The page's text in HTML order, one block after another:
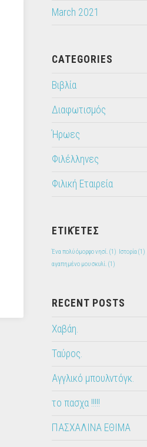
March 2021
CATEGORIES
Βιβλία
Διαφωτισμός
Ήρωες
Φιλέλληνες
Φιλική Εταιρεία
ΕΤΙΚΈΤΕΣ
Ένα πολύ όμορφο νησί. (1) Ιστορία(1)
αγαπημένο μου σκυλί. (1)
RECENT POSTS
Χαβάη.
Ταύρος.
Αγγλικό μπουλντόγκ.
το πασχα !!!!!
ΠΑΣΧΑΛΙΝΑ ΕΘΙΜΑ